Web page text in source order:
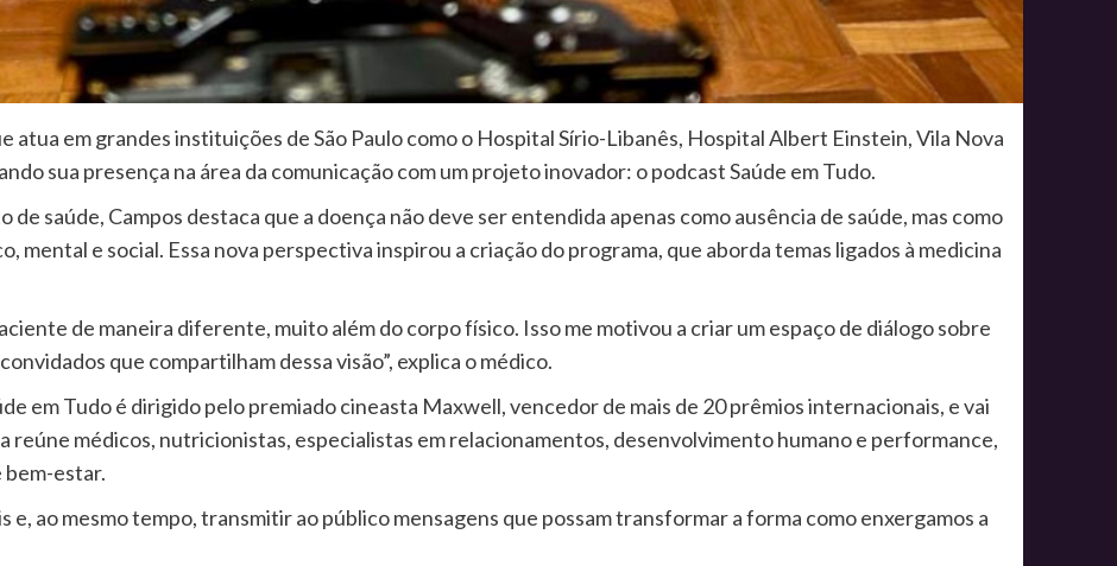
atua em grandes instituições de São Paulo como o Hospital Sírio-Libanês, Hospital Albert Einstein, Vila Nova
sua presença na área da comunicação com um projeto inovador: o podcast Saúde em Tudo.
de saúde, Campos destaca que a doença não deve ser entendida apenas como ausência de saúde, mas como
mental e social. Essa nova perspectiva inspirou a criação do programa, que aborda temas ligados à medicina
de maneira diferente, muito além do corpo físico. Isso me motivou a criar um espaço de diálogo sobre
que compartilham dessa visão”, explica o médico.
em Tudo é dirigido pelo premiado cineasta Maxwell, vencedor de mais de 20 prêmios internacionais, e vai
reúne médicos, nutricionistas, especialistas em relacionamentos, desenvolvimento humano e performance,
bem-estar.
e, ao mesmo tempo, transmitir ao público mensagens que possam transformar a forma como enxergamos a